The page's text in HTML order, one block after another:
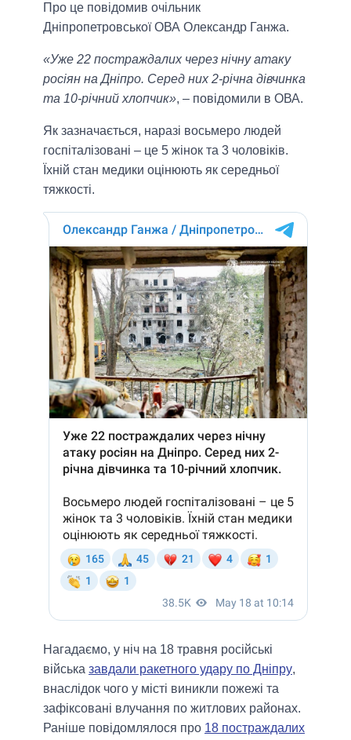
Про це повідомив очільник
Дніпропетровської ОВА Олександр Ганжа.
«Уже 22 постраждалих через нічну атаку
росіян на Дніпро. Серед них 2-річна дівчинка
та 10-річний хлопчик», – повідомили в ОВА.
Як зазначається, наразі восьмеро людей
госпіталізовані – це 5 жінок та 3 чоловіків.
Їхній стан медики оцінюють як середньої
тяжкості.
Нагадаємо, у ніч на 18 травня російські
війська завдали ракетного удару по Дніпру,
внаслідок чого у місті виникли пожежі та
зафіксовані влучання по житлових районах.
Раніше повідомлялося про 18 постраждалих